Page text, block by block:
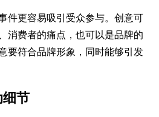
件更容易吸引受众参与。创意可
消费者的痛点，也可以是品牌的
要符合品牌形象，同时能够引发
节